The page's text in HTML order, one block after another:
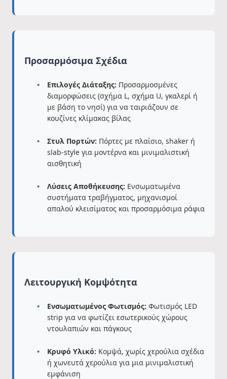
Προσαρμόσιμα Σχέδια
Επιλογές Διάταξης: Προσαρμοσμένες
διαμορφώσεις (σχήμα L, σχήμα U, γκαλερί ή
με βάση το νησί) για να ταιριάζουν σε
κουζίνες κλίμακας βίλας
Στυλ Πορτών: Πόρτες με πλαίσιο, shaker ή
slab-style για μοντέρνα και μινιμαλιστική
αισθητική
Λύσεις Αποθήκευσης: Ενσωματωμένα
συστήματα τραβήγματος, μηχανισμοί
απαλού κλεισίματος και προσαρμόσιμα ράφια
Λειτουργική Κομψότητα
Ενσωματωμένος Φωτισμός: Φωτισμός LED
strip για να φωτίζει εσωτερικούς χώρους
ντουλαπιών και πάγκους
Κρυφό Υλικό: Κομψά, χωρίς χερούλια σχέδια
ή χωνευτά χερούλια για μια μινιμαλιστική
εμφάνιση